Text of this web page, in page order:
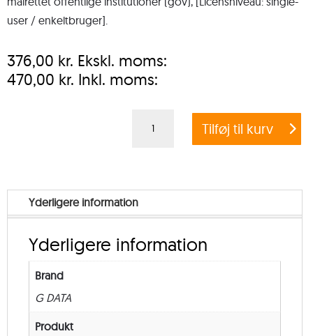
user / enkeltbruger].
376,00 kr. Ekskl. moms:
470,00 kr. Inkl. moms:
BUSINESS
+
MAIL
Tilføj til kurv
Yderligere information
Yderligere information
Brand
G DATA
Produkt